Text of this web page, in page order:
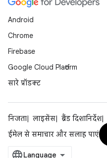
Android
Chrome
Firebase
Google Cloud Platform
सारे प्रॉडक्ट
निजता लाइसेंस ब्रैंड दिशानिर्देश
ईमेल से समाचार और सलाह पाएं